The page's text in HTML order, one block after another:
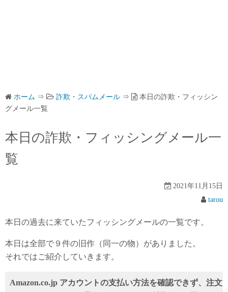
ホーム ⇒ 詐欺・スパムメール ⇒
本日の詐欺・フィッシン
グメール一覧
本日の詐欺・フィッシングメール一
覧
2021年11月15日
tarou
本日の過去に来ていたフィッシングメールの一覧です。
本日は全部で９件の旧作（同一の物）がありました。
それではご紹介していきます。
Amazon.co.jp アカウントの支払い方法を確認できず、注文